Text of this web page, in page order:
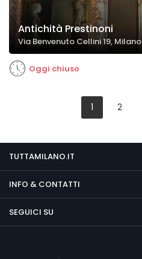
Antichità Prestinoni
Via Benvenuto Cellini 19, Milano
Oggi chiuso
1 2
TUTTAMILANO.IT
INFO & CONTATTI
SEGUICI SU